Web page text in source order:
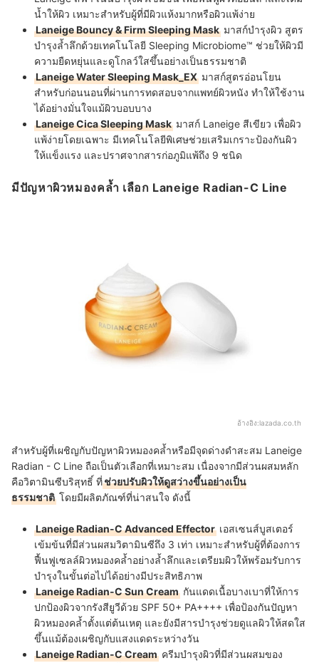
น้ำให้ผิว เหมาะสำหรับผู้ที่มีผิวแห้งมากหรือผิวแพ้ง่าย
Laneige Bouncy & Firm Sleeping Mask มาสก์บำรุงผิว สูตร
บำรุงล้ำลึกด้วยเทคโนโลยี Sleeping Microbiome™ ช่วยให้ผิวมี
ความยืดหยุ่นและดูโกลว์ใสขึ้นอย่างเป็นธรรมชาติ
Laneige Water Sleeping Mask_EX มาสก์สูตรอ่อนโยน
สำหรับก่อนนอนที่ผ่านการทดสอบจากแพทย์ผิวหนัง ทำให้ใช้งาน
ได้อย่างมั่นใจแม้ผิวบอบบาง
Laneige Cica Sleeping Mask มาสก์ Laneige สีเขียว เพื่อผิว
แพ้ง่ายโดยเฉพาะ มีเทคโนโลยีพิเศษช่วยเสริมเกราะป้องกันผิว
ให้แข็งแรง และปราศจากสารก่อภูมิแพ้ถึง 9 ชนิด
มีปัญหาผิวหมองคล้ำ เลือก Laneige Radian-C Line
อ้างอิง:lazada.co.th
สำหรับผู้ที่เผชิญกับปัญหาผิวหมองคล้ำหรือมีจุดด่างดำสะสม Laneige
Radian - C Line ถือเป็นตัวเลือกที่เหมาะสม เนื่องจากมีส่วนผสมหลัก
คือวิตามินซีบริสุทธิ์ ที่ช่วยปรับผิวให้ดูสว่างขึ้นอย่างเป็น
ธรรมชาติ โดยมีผลิตภัณฑ์ที่น่าสนใจ ดังนี้
Laneige Radian-C Advanced Effector เอสเซนส์บูสเตอร์
เข้มข้นที่มีส่วนผสมวิตามินซีถึง 3 เท่า เหมาะสำหรับผู้ที่ต้องการ
ฟื้นฟูเซลล์ผิวหมองคล้ำอย่างล้ำลึกและเตรียมผิวให้พร้อมรับการ
บำรุงในขั้นต่อไปได้อย่างมีประสิทธิภาพ
Laneige Radian-C Sun Cream กันแดดเนื้อบางเบาที่ให้การ
ปกป้องผิวจากรังสียูวีด้วย SPF 50+ PA++++ เพื่อป้องกันปัญหา
ผิวหมองคล้ำตั้งแต่ต้นเหตุ และยังมีสารบำรุงช่วยดูแลผิวให้สดใส
ขึ้นแม้ต้องเผชิญกับแสงแดดระหว่างวัน
Laneige Radian-C Cream ครีมบำรุงผิวที่มีส่วนผสมของ